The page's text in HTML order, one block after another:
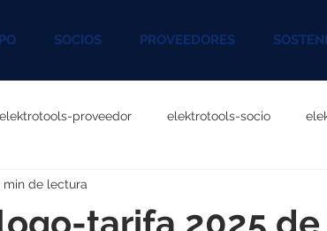
SOCIOS PROVEEDORES
elektrotools-proveedor elektrotools-socio
elektrotools-P027000
tarifa 2025 de
min de lectura